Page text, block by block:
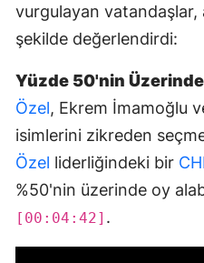
vurgulayan
şekilde değerlendirdi:
Yüzde 50'nin
Özel, Ekrem İmamoğlu
isimlerini zikreden
Özel liderliğindeki bir
%50'nin üzerinde oy
[00:04:42] .